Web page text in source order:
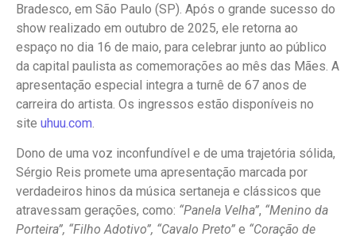
Bradesco, em São Paulo (SP). Após o grande sucesso do
show realizado em outubro de 2025, ele retorna ao
espaço no dia 16 de maio, para celebrar junto ao público
da capital paulista as comemorações ao mês das Mães. A
apresentação especial integra a turnê de 67 anos de
carreira do artista. Os ingressos estão disponíveis no
site uhuu.com
Dono de uma voz inconfundível e de uma trajetória sólida,
Sérgio Reis promete uma apresentação marcada por
verdadeiros hinos da música sertaneja e clássicos que
atravessam gerações, como: “Panela Velha”, “Menino da
Porteira”, “Filho Adotivo”, “Cavalo Preto” e “Coração de